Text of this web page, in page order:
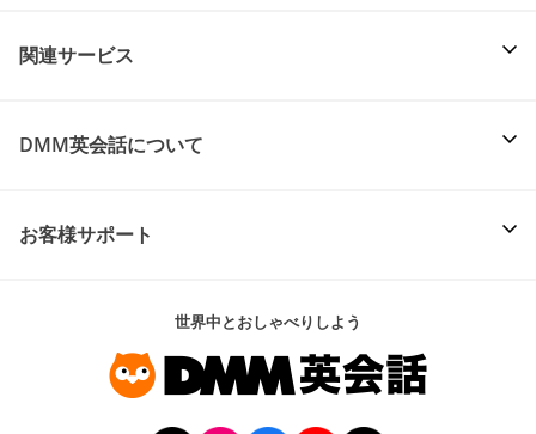
関連サービス
DMM英会話について
お客様サポート
世界中とおしゃべりしよう